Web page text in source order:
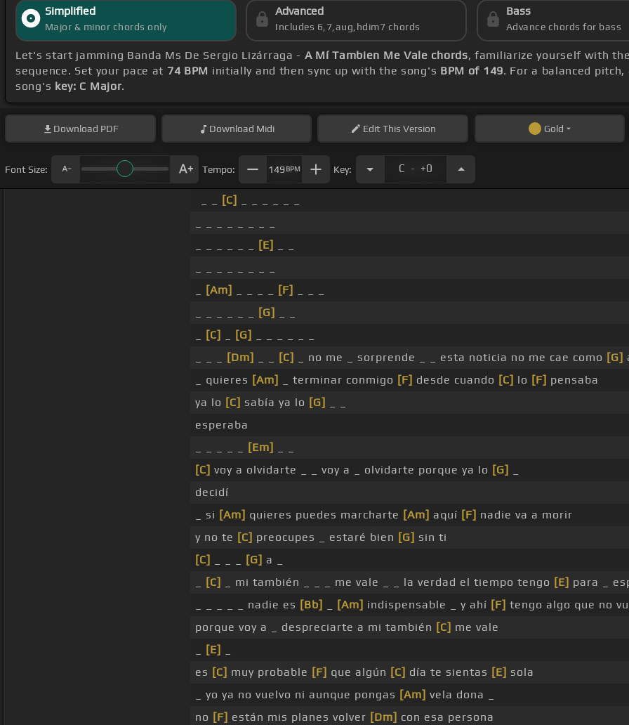
Simplified
Major & minor chords only
Advanced
Includes 6,7,aug,hdim7 chords
Bass
Advance chords for bass
Let's start jamming Banda Ms De Sergio Lizárraga - A Mí Tambien Me Vale chords, familiarize yourself with
sequence. Set your pace at 74 BPM initially and then sync up with the song's BPM of 149. For a balanced
song's key: C Major.
Download PDF Download Midi EditThis Version Gold
Font Size: Tempo: 149 BPM Key: C . +0
[C]
[E]
[Am] [F]
[G]
[C] [G]
[Dm] [C] _ no me _ sorprende _ _ esta noticia no me cae como [G]
_ quieres [Am] _ terminar conmigo [F] desde cuando [C] lo [F] pensaba
ya lo [C] sabía ya lo [G]
esperaba
[Em]
[C] voy a olvidarte _ _ voy a _ olvidarte porque ya lo [G]
decidí
_ si [Am] quieres puedes marcharte [Am] aquí [F] nadie va a morir
y no te [C] preocupes _ estaré bien [G] sin ti
[C]
[G] a _
[C] _ mi también _ _ _ me vale _ _ la verdad el tiempo tengo [E] para _
_ _ _ _ _ nadie es [Bb] [Am] indispensable _ y ahí [F] tengo algo que no
porque voy a _ despreciarte a mi también [C] me vale
[E]
es [C] muy probable [F] que algún [C] día te sientas [E] sola
_ yo ya no vuelvo ni aunque pongas [Am] vela dona _
no [F] están mis planes volver [Dm] con esa persona